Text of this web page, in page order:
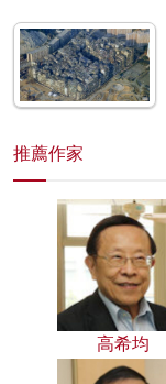
推薦作家
高希均